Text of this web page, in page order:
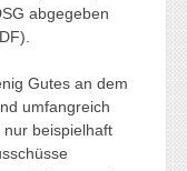
abgegeben
Gutes an dem
umfangreich
beispielhaft